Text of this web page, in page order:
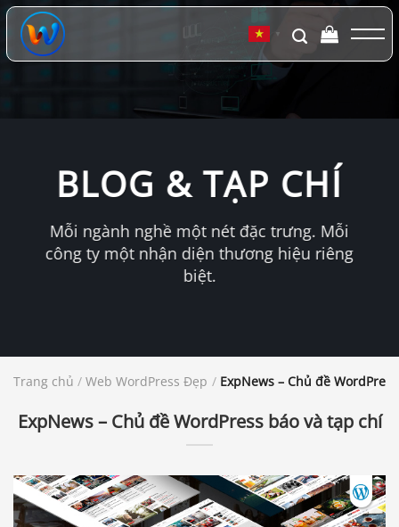
Chuyển
đến
dung
▼
BLOG & TẠP CHÍ
Mỗi ngành nghề một nét đặc trưng. Mỗi
công ty một nhận diện thương hiệu riêng
biệt.
Trang chủ / Web WordPress Đẹp / ExpNews – Chủ đề
ExpNews – Chủ đề WordPress báo và tạp chí